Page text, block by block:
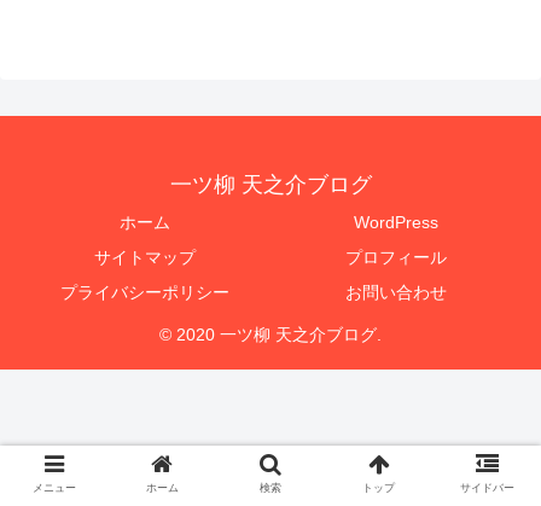
一ツ柳 天之介ブログ
ホーム
WordPress
サイトマップ
プロフィール
プライバシーポリシー
お問い合わせ
© 2020 一ツ柳 天之介ブログ.
メニュー ホーム 検索 トップ サイドバー